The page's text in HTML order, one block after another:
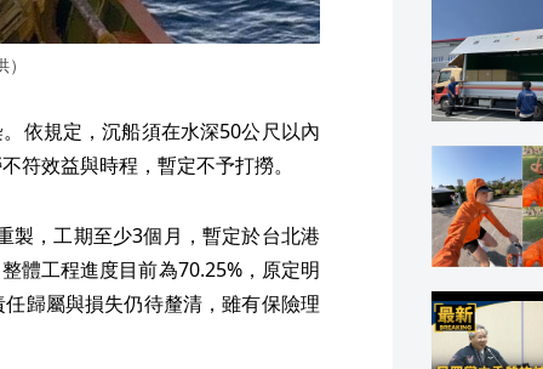
依規定，沉船須在水深50公尺以內
符效益與時程，暫定不予打撈。
製，工期至少3個月，暫定於台北港
體工程進度目前為70.25%，原定明
歸屬與損失仍待釐清，雖有保險理